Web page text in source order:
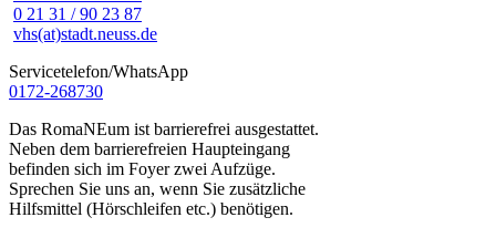
0 21 31 / 90 23 87
vhs(at)stadt.neuss.de
Servicetelefon/WhatsApp
0172-268730
Das RomaNEum ist barrierefrei ausgestattet.
Neben dem barrierefreien Haupteingang
befinden sich im Foyer zwei Aufzüge.
Sprechen Sie uns an, wenn Sie zusätzliche
Hilfsmittel (Hörschleifen etc.) benötigen.